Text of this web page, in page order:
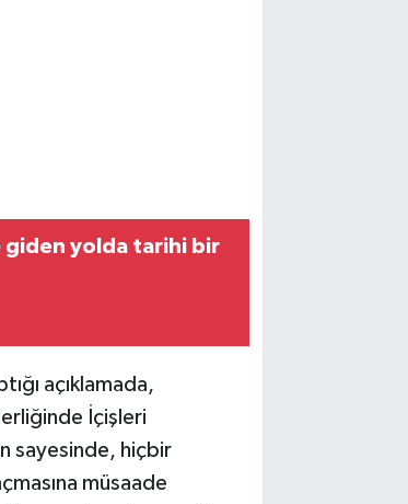
giden yolda tarihi bir
açıklamada,
İçişleri
sayesinde, hiçbir
müsaade